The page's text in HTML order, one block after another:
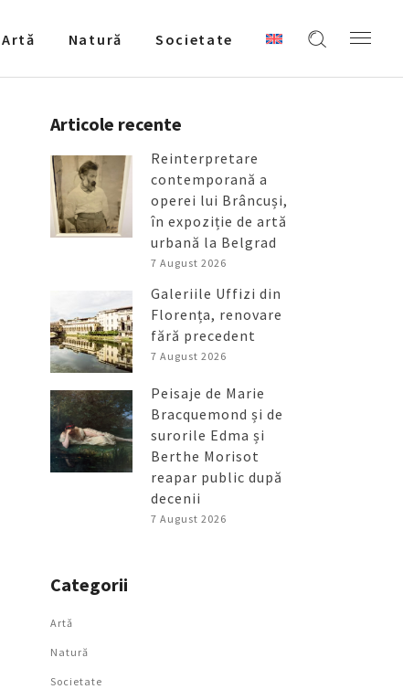
Artǎ Natură Societate
Articole recente
Reinterpretare
contemporană a
operei lui Brâncuși,
în expoziție de artă
urbană la Belgrad
7 August 2026
Galeriile Uffizi din
Florența, renovare
fără precedent
7 August 2026
Peisaje de Marie
Bracquemond și de
surorile Edma și
Berthe Morisot
reapar public după
decenii
7 August 2026
Categorii
Artǎ
Natură
Societate